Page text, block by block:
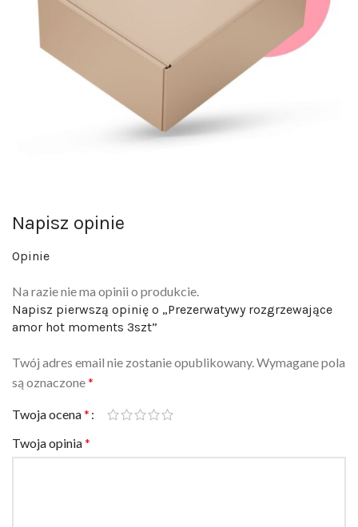
Opinie
Napisz pierwszą opinię o „Prezerwatywy rozgrzewające
amor hot moments 3szt”
są oznaczone*
Twoja ocena
Twoja opinia